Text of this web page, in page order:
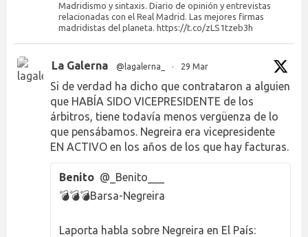
Madridismo y sintaxis. Diario de opinión y entrevistas
relacionadas con el Real Madrid. Las mejores firmas
madridistas del planeta. https://t.co/zLS1tzeb3h
La Galerna @lagalerna_ · 29 Mar
Si de verdad ha dicho que contrataron a alguien
que HABÍA SIDO VICEPRESIDENTE de los
árbitros, tiene todavía menos vergüenza de lo
que pensábamos. Negreira era vicepresidente
EN ACTIVO en los años de los que hay facturas.
Benito @_Benito___
💣💣💣Barsa-Negreira
Laporta habla sobre Negreira en El País: